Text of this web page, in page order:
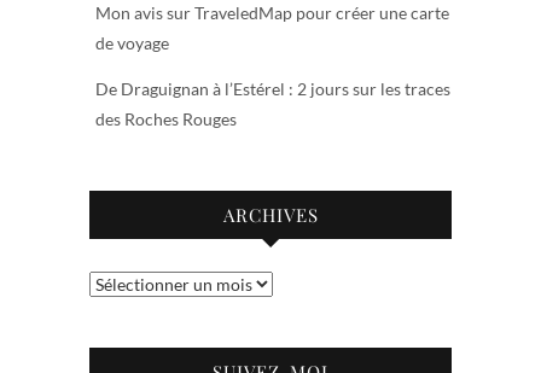
Mon avis sur TraveledMap pour créer une carte
de voyage
De Draguignan à l’Estérel : 2 jours sur les traces
des Roches Rouges
ARCHIVES
Archives